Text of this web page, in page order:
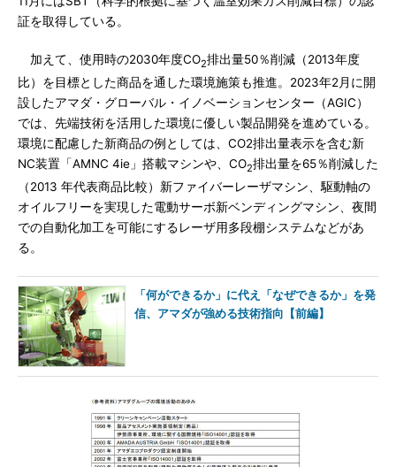
証を取得している。
加えて、使用時の2030年度CO2排出量50％削減（2013年度
比）を目標とした商品を通した環境施策も推進。2023年2月に開
設したアマダ・グローバル・イノベーションセンター（AGIC）
では、先端技術を活用した環境に優しい製品開発を進めている。
環境に配慮した新商品の例としては、CO2排出量表示を含む新
NC装置「AMNC 4ie」搭載マシンや、CO2排出量を65％削減した
（2013 年代表商品比較）新ファイバーレーザマシン、駆動軸の
オイルフリーを実現した電動サーボ新ベンディングマシン、夜間
での自動化加工を可能にするレーザ用多段棚システムなどがあ
る。
「何ができるか」に代え「なぜできるか」を発
信、アマダが強める技術指向【前編】